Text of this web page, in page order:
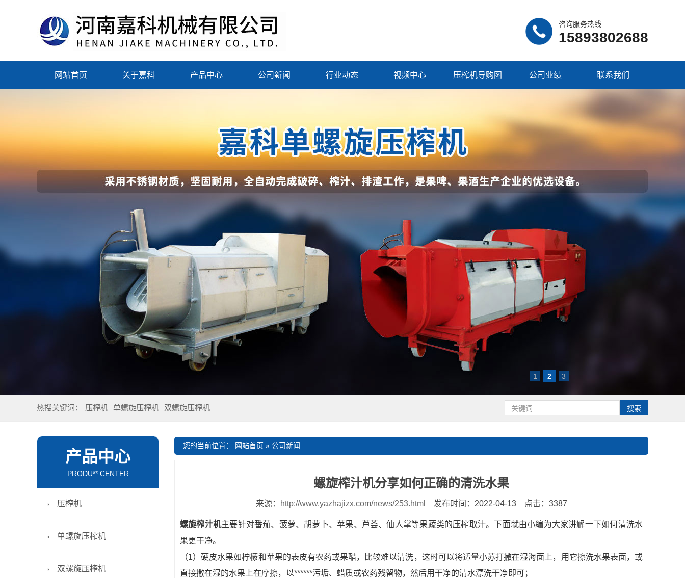
咨询服务热线
15893802688
网站首页 关于嘉科 产品中心 公司新闻 行业动态 视频中心 压榨机导购图 公司业绩 联系我们
1 2 3
热搜关键词： 压榨机 单螺旋压榨机 双螺旋压榨机
您的当前位置： 网站首页 » 公司新闻
螺旋榨汁机分享如何正确的清洗水果
来源： http://www.yazhajizx.com/news/253.html 发布时间：2022-04-13 点击：3387
螺旋榨汁机主要针对番茄、菠萝、胡萝卜、苹果、芦荟、仙人掌等果蔬类的压榨取汁。下面就由小编为大家讲解一下如何清洗水
果更干净。
（1）硬皮水果如柠檬和苹果的表皮有农药或果醋，比较难以清洗，这时可以将适量小苏打撒在湿海面上，用它擦洗水果表面，或
直接撒在湿的水果上在摩擦，以******污垢、蜡质或农药残留物，然后用干净的清水漂洗干净即可；
产品中心
PRODU** CENTER
压榨机
单螺旋压榨机
双螺旋压榨机